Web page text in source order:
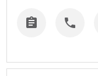
 